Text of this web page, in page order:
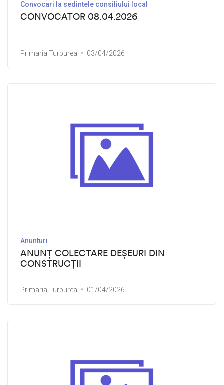
Convocari la sedintele consiliului local
CONVOCATOR 08.04.2026
Primaria Turburea 03/04/2026
Anunturi
ANUNȚ COLECTARE DEȘEURI DIN
CONSTRUCȚII
Primaria Turburea 01/04/2026